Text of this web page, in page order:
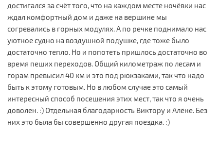
достигался за счёт того, что на каждом месте ночёвки нас
ждал комфортный дом и даже на вершине мы
согревались в горных модулях. А по речке поднимало нас
уютное судно на воздушной подушке, где тоже было
достаточно тепло. Но и попотеть пришлось достаточно во
время пеших переходов. Общий километраж по лесам и
горам превысил 40 км и это под рюкзаками, так что надо
быть к этому готовым. Но в любом случае это самый
интересный способ посещения этих мест, так что я очень
доволен. :) Отдельная благодарность Виктору и Алёне. Без
них это была бы совершенно другая поездка. :)